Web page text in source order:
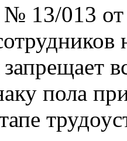
№ 13/013
пола